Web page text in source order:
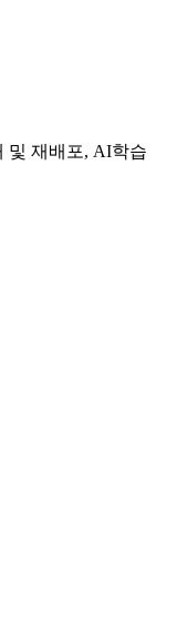
및 재배포, AI학습